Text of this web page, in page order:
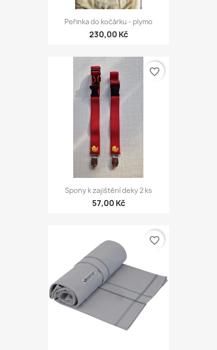
Peřinka do kočárku - plymo
230,00 Kč
Spony k zajištění deky 2 ks
57,00 Kč
favorite_border
favorite_border